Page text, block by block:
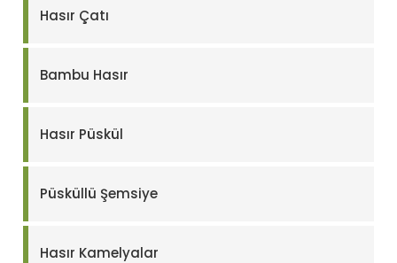
Hasır Çatı
Bambu Hasır
Hasır Püskül
Püsküllü Şemsiye
Hasır Kamelyalar